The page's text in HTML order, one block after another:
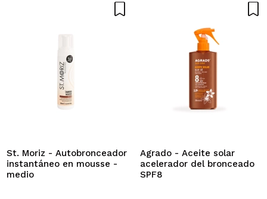
St. Moriz - Autobronceador
instantáneo en mousse -
medio
Agrado - Aceite solar
acelerador del bronceado
SPF8